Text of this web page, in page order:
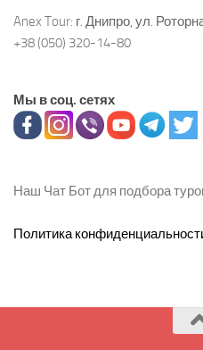
Anex Tour: г. Днипро, ул.
+38 (050) 320-14-80
Мы в соц. сетях
Наш Чат Бот для подбора
Политика